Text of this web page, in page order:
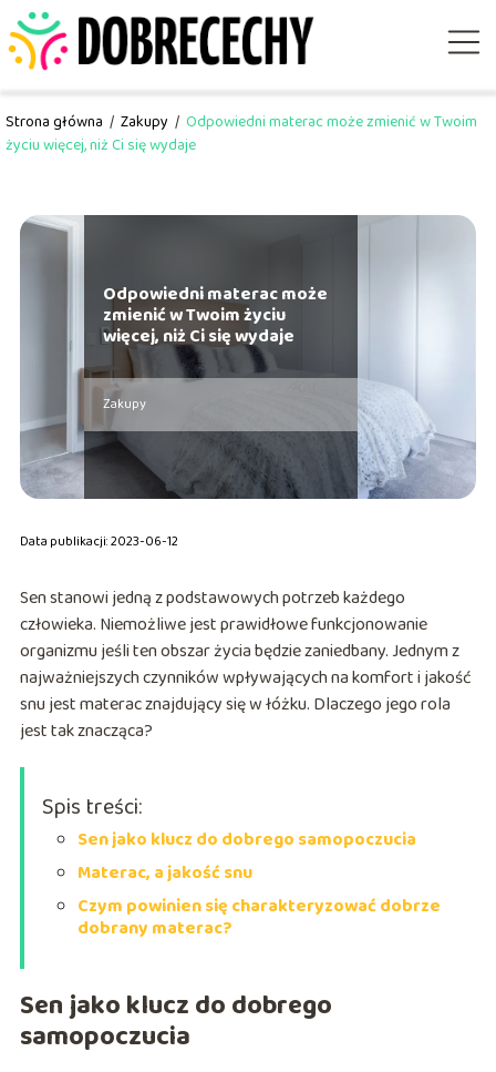
Strona główna / Zakupy / Odpowiedni materac może zmienić w Twoim
życiu więcej, niż Ci się wydaje
Odpowiedni materac może
zmienić w Twoim życiu
więcej, niż Ci się wydaje
Zakupy
Data publikacji: 2023-06-12
Sen stanowi jedną z podstawowych potrzeb każdego
człowieka. Niemożliwe jest prawidłowe funkcjonowanie
organizmu jeśli ten obszar życia będzie zaniedbany. Jednym z
najważniejszych czynników wpływających na komfort i jakość
snu jest materac znajdujący się w łóżku. Dlaczego jego rola
jest tak znacząca?
Spis treści:
Sen jako klucz do dobrego samopoczucia
Materac, a jakość snu
Czym powinien się charakteryzować dobrze
dobrany materac?
Sen jako klucz do dobrego
samopoczucia